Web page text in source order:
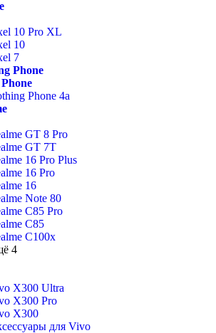
10 Pro XL
10
7
Phone 4a
GT 8 Pro
GT 7T
16 Pro Plus
16 Pro
16
Note 80
C85 Pro
C85
C100x
4
X300 Ultra
X300 Pro
X300
для Vivo